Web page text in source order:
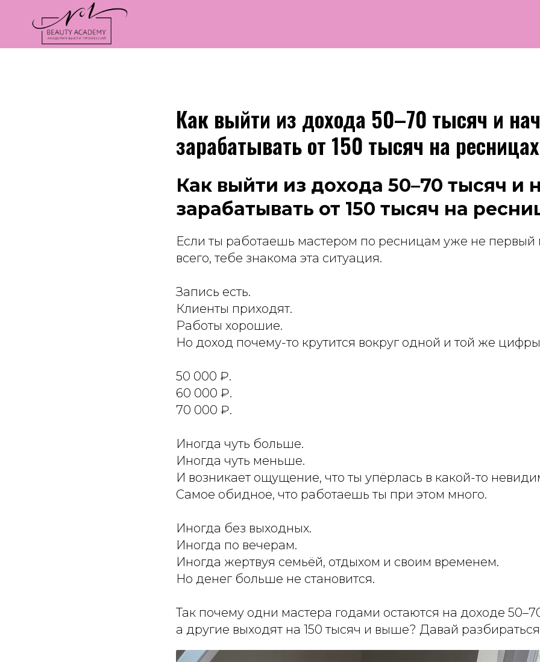
Как выйти из дохода 50–70 тысяч и
зарабатывать от 150 тысяч на ресницах
Как выйти из дохода 50–70 тысяч и
зарабатывать от 150 тысяч на
Если ты работаешь мастером по ресницам уже не первый
всего, тебе знакома эта ситуация.
Запись есть.
Клиенты приходят.
Работы хорошие.
Но доход почему-то крутится вокруг одной и той же
50 000 ₽.
60 000 ₽.
70 000 ₽.
Иногда чуть больше.
Иногда чуть меньше.
И возникает ощущение, что ты упёрлась в какой-то
Самое обидное, что работаешь ты при этом много.
Иногда без выходных.
Иногда по вечерам.
Иногда жертвуя семьёй, отдыхом и своим временем.
Но денег больше не становится.
Так почему одни мастера годами остаются на доходе
а другие выходят на 150 тысяч и выше? Давай